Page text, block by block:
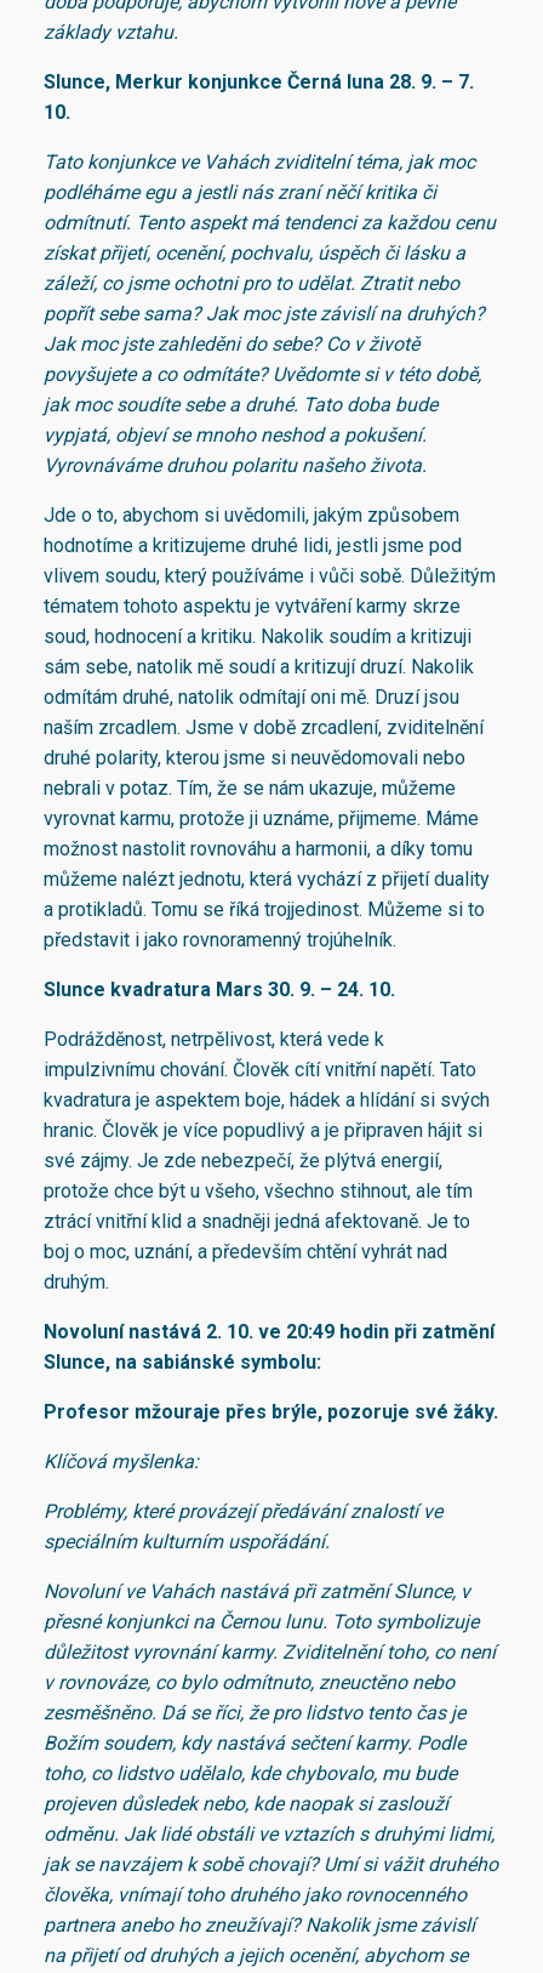
základy vztahu.
Slunce, Merkur konjunkce Černá luna 28. 9. – 7.
10.
Tato konjunkce ve Vahách zviditelní téma, jak moc
podléháme egu a jestli nás zraní něčí kritika či
odmítnutí. Tento aspekt má tendenci za každou cenu
získat přijetí, ocenění, pochvalu, úspěch či lásku a
záleží, co jsme ochotni pro to udělat. Ztratit nebo
popřít sebe sama? Jak moc jste závislí na druhých?
Jak moc jste zahleděni do sebe? Co v životě
povyšujete a co odmítáte? Uvědomte si v této době,
jak moc soudíte sebe a druhé. Tato doba bude
vypjatá, objeví se mnoho neshod a pokušení.
Vyrovnáváme druhou polaritu našeho života.
Jde o to, abychom si uvědomili, jakým způsobem
hodnotíme a kritizujeme druhé lidi, jestli jsme pod
vlivem soudu, který používáme i vůči sobě. Důležitým
tématem tohoto aspektu je vytváření karmy skrze
soud, hodnocení a kritiku. Nakolik soudím a kritizuji
sám sebe, natolik mě soudí a kritizují druzí. Nakolik
odmítám druhé, natolik odmítají oni mě. Druzí jsou
naším zrcadlem. Jsme v době zrcadlení, zviditelnění
druhé polarity, kterou jsme si neuvědomovali nebo
nebrali v potaz. Tím, že se nám ukazuje, můžeme
vyrovnat karmu, protože ji uznáme, přijmeme. Máme
možnost nastolit rovnováhu a harmonii, a díky tomu
můžeme nalézt jednotu, která vychází z přijetí duality
a protikladů. Tomu se říká trojjedinost. Můžeme si to
představit i jako rovnoramenný trojúhelník.
Slunce kvadratura Mars 30. 9. – 24. 10.
Podrážděnost, netrpělivost, která vede k
impulzivnímu chování. Člověk cítí vnitřní napětí. Tato
kvadratura je aspektem boje, hádek a hlídání si svých
hranic. Člověk je více popudlivý a je připraven hájit si
své zájmy. Je zde nebezpečí, že plýtvá energií,
protože chce být u všeho, všechno stihnout, ale tím
ztrácí vnitřní klid a snadněji jedná afektovaně. Je to
boj o moc, uznání, a především chtění vyhrát nad
druhým.
Novoluní nastává 2. 10. ve 20:49 hodin při zatmění
Slunce, na sabiánské symbolu:
Profesor mžouraje přes brýle, pozoruje své žáky.
Klíčová myšlenka:
Problémy, které provázejí předávání znalostí ve
speciálním kulturním uspořádání.
Novoluní ve Vahách nastává při zatmění Slunce, v
přesné konjunkci na Černou lunu. Toto symbolizuje
důležitost vyrovnání karmy. Zviditelnění toho, co není
v rovnováze, co bylo odmítnuto, zneuctěno nebo
zesměšněno. Dá se říci, že pro lidstvo tento čas je
Božím soudem, kdy nastává sečtení karmy. Podle
toho, co lidstvo udělalo, kde chybovalo, mu bude
projeven důsledek nebo, kde naopak si zaslouží
odměnu. Jak lidé obstáli ve vztazích s druhými lidmi,
jak se navzájem k sobě chovají? Umí si vážit druhého
člověka, vnímají toho druhého jako rovnocenného
partnera anebo ho zneužívají? Nakolik jsme závislí
na přijetí od druhých a jejich ocenění, abychom se